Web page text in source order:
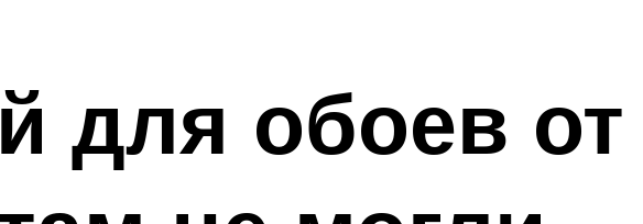
для обоев от